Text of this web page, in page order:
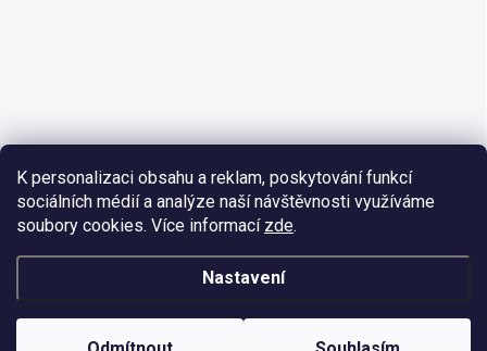
K personalizaci obsahu a reklam, poskytování funkcí
sociálních médií a analýze naší návštěvnosti využíváme
soubory cookies. Více informací zde.
Nastavení